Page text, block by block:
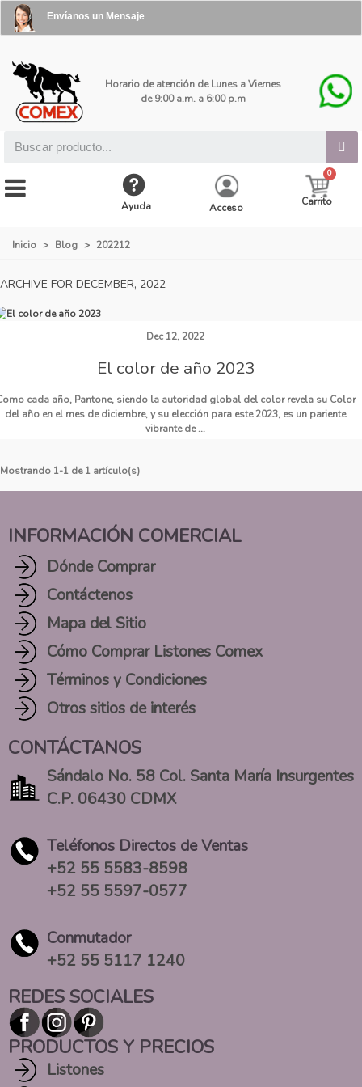
Envíanos un Mensaje
Horario de atención de Lunes a Viernes
de 9:00 a.m. a 6:00 p.m
Ayuda Acceso Carrito
Inicio > Blog > 202212
ARCHIVE FOR DECEMBER, 2022
Dec 12, 2022
El color de año 2023
cada año, Pantone, siendo la autoridad global del color revela su Color
del año en el mes de diciembre, y su elección para este 2023, es un pariente
vibrante de ...
Mostrando 1-1 de 1 artículo(s)
INFORMACIÓN COMERCIAL
Dónde Comprar
Contáctenos
Mapa del Sitio
Cómo Comprar Listones Comex
Términos y Condiciones
Otros sitios de interés
CONTÁCTANOS
Sándalo No. 58 Col. Santa María Insurgentes
C.P. 06430 CDMX
Teléfonos Directos de Ventas
+52 55 5583-8598
+52 55 5597-0577
Conmutador
+52 55 5117 1240
REDES SOCIALES
PRODUCTOS Y PRECIOS
Listones